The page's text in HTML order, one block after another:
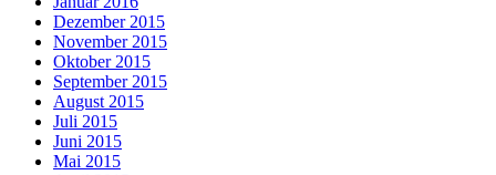
Dezember 2015
November 2015
Oktober 2015
September 2015
August 2015
Juli 2015
Juni 2015
Mai 2015